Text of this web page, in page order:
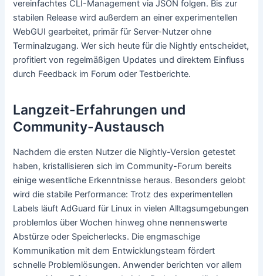
vereinfachtes CLI-Management via JSON folgen. Bis zur
stabilen Release wird außerdem an einer experimentellen
WebGUI gearbeitet, primär für Server-Nutzer ohne
Terminalzugang. Wer sich heute für die Nightly entscheidet,
profitiert von regelmäßigen Updates und direktem Einfluss
durch Feedback im Forum oder Testberichte.
Langzeit-Erfahrungen und
Community-Austausch
Nachdem die ersten Nutzer die Nightly-Version getestet
haben, kristallisieren sich im Community-Forum bereits
einige wesentliche Erkenntnisse heraus. Besonders gelobt
wird die stabile Performance: Trotz des experimentellen
Labels läuft AdGuard für Linux in vielen Alltagsumgebungen
problemlos über Wochen hinweg ohne nennenswerte
Abstürze oder Speicherlecks. Die engmaschige
Kommunikation mit dem Entwicklungsteam fördert
schnelle Problemlösungen. Anwender berichten vor allem